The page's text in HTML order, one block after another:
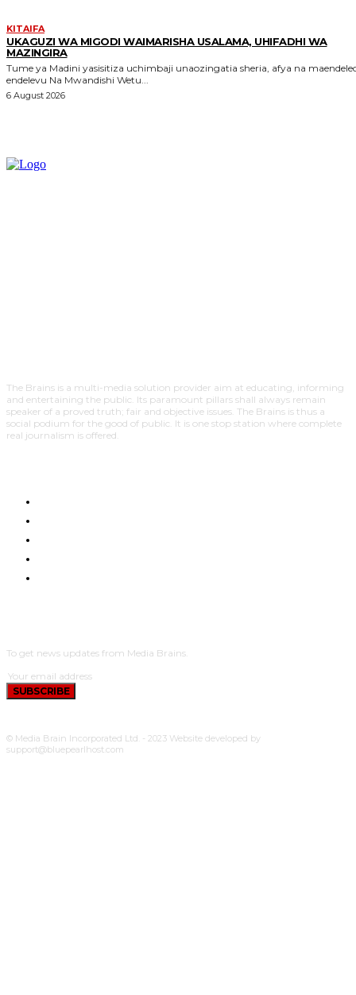
KITAIFA
UKAGUZI WA MIGODI WAIMARISHA USALAMA, UHIFADHI WA
MAZINGIRA
Tume ya Madini yasisitiza uchimbaji unaozingatia sheria, afya na
endelevu Na Mwandishi Wetu...
6 August 2026
The Brains is a multi-media solution provider aim at educating, informing
and entertaining the public. Its paramount pillars shall always remain
speaker of a proved truth; fair and objective issues. The Brains is thus a
social podium for the good of public. It is one stop station where complete
real journalism is offered.
To get news updates from Media Brains.
SUBSCRIBE
© Media Brain Incorporated Ltd. - 2023 Website developed by
support@bluepearlhost.com